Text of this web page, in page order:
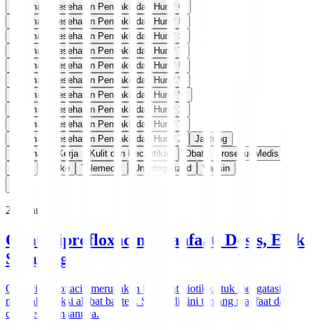
Informasi Kesehatan Penyakit dari Huruf Q
Informasi Kesehatan Penyakit dari Huruf R
Informasi Kesehatan Penyakit dari Huruf S
Informasi Kesehatan Penyakit dari Huruf T
Informasi Kesehatan Penyakit dari Huruf U
Informasi Kesehatan Penyakit dari Huruf V
Informasi Kesehatan Penyakit dari Huruf W
Informasi Kesehatan Penyakit dari Huruf X
Informasi Kesehatan Penyakit dari Huruf Y
Informasi Kesehatan Penyakit dari Huruf Z
Jantung
Kesehatan Kerja
Kulit dan Kecantikan Obat
Prosedur Medis
Stroke Telemedik Uncategorized Vaksin
2361 artikel
Obat Ciprofloxacin: Manfaat, Dosis, Efek
Samping
Obat ciprofloxacin merupakan jenis antibiotik untuk mengatasi
masalah infeksi akibat bakteri. Simak di sini tentang manfaat dan
cara penggunaannya.